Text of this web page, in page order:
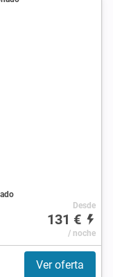
Desde
131 €
/ noche
Ver oferta